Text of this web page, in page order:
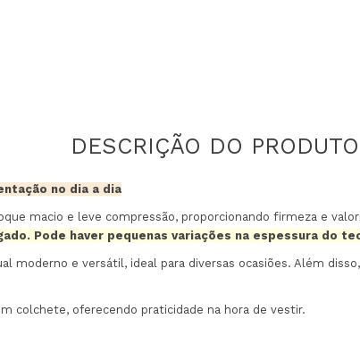
no dia a dia
macio e leve compressão, proporcionando firmeza e
Pode haver pequenas variações na espessura do
moderno e versátil, ideal para diversas ocasiões. Além
colchete, oferecendo praticidade na hora de vestir.